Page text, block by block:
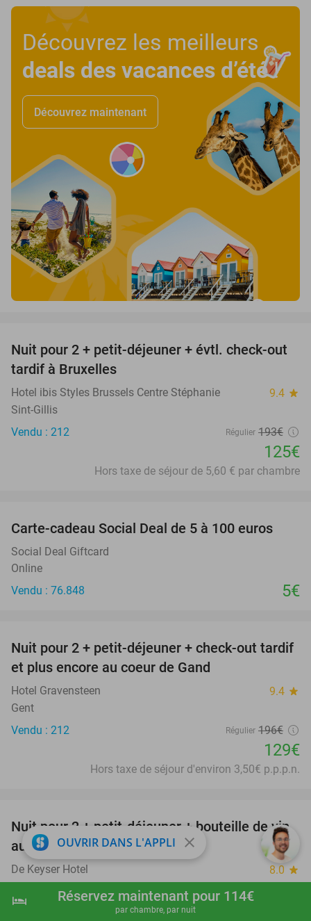
shopping_cart Réserver maintenant
hotel Réservez maintenant pour 114€
par chambre, par nuit
Découvrez les meilleurs
deals des vacances d’été!
Découvrez maintenant
35%
Nuit pour 2 + petit-déjeuner + évtl. check-out
tardif à Bruxelles
Hotel ibis Styles Brussels Centre Stéphanie 9.4 star
Sint-Gillis
Vendu : 212
Régulier 193€
125€
Hors taxe de séjour de 5,60 € par chambre
Carte-cadeau Social Deal de 5 à 100 euros
Social Deal Giftcard
Online
Vendu : 76.848
5€
34%
Nuit pour 2 + petit-déjeuner + check-out tardif
et plus encore au coeur de Gand
Hotel Gravensteen 9.4 star
Gent
Vendu : 212
Régulier 196€
129€
Hors taxe de séjour d'environ 3,50€ p.p.p.n.
31%
Nuit pour 2 + petit-déjeuner + bouteille de vin
au coeur d'Anvers
De Keyser Hotel 8.0 star
Vendu : 2.737
OUVRIR DANS L'APPLI close